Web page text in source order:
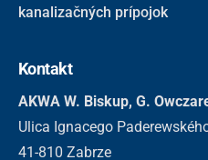
kanalizačných prípojok
Kontakt
AKWA W. Biskup, G.
Ulica Ignacego
41-810 Zabrze